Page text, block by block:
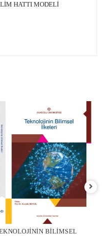
HATTI MODELİ
BİLİMSEL